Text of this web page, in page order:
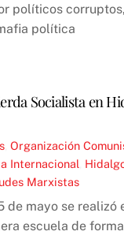
políticos
política
Socialista en
,Organización
Internacional
Marxistas
de mayo se realizó
escuela de